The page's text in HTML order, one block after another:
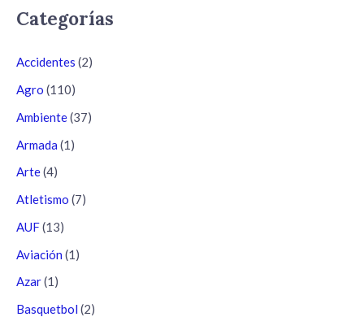
Categorías
Accidentes (2)
Agro (110)
Ambiente(37)
Armada (1)
Arte(4)
Atletismo (7)
AUF(13)
Aviación (1)
Azar(1)
Basquetbol (2)